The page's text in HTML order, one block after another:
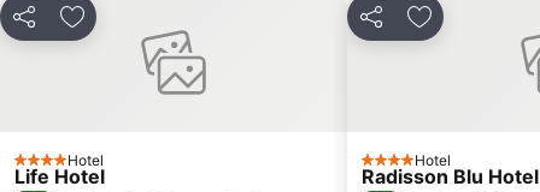
Lido di Bellagio
Lambrate
Stazione Monza
PartilharAdicionar aos favoritos
4 Estrelas
Hotel
Life Hotel
PartilharAdicionar
4 Estrelas
Hotel
Radisson Blu